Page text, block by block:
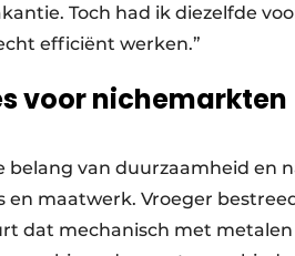
Toch had ik diezelfde
efficiënt werken.”
voor nichemarkten
belang van duurzaamheid en
en maatwerk. Vroeger
dat mechanisch met